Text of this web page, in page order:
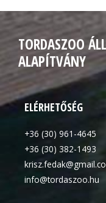
TORDASZOO
ALAPÍTVÁNY
ELÉRHETŐSÉG
+36 (30) 961-4645
+36 (30) 382-1493
info@tordaszoo.hu